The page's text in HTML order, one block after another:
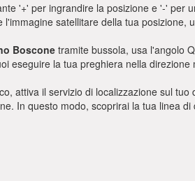
'+' per ingrandire la posizione e '-' per
satellitare della tua
Boscone tramite bussola, usa l'angolo
eseguire la tua preghiera nella direzione
attiva il servizio di localizzazione sul
In questo modo, scoprirai la tua linea